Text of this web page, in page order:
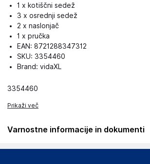
1 x kotiščni sedež
3 x osrednji sedež
2 x naslonjač
1 x pručka
EAN: 8721288347312
SKU: 3354460
Brand: vidaXL
3354460
Prikaži več
Varnostne informacije in dokumenti
Podatki o proizvajalcu